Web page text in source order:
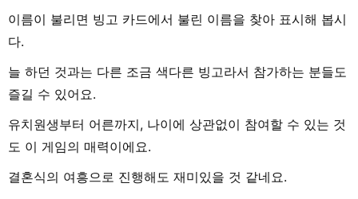
이름이 불리면 빙고 카드에서 불린 이름을 찾아 표시해 봅시
다.
늘 하던 것과는 다른 조금 색다른 빙고라서 참가하는 분들도
즐길 수 있어요.
유치원생부터 어른까지, 나이에 상관없이 참여할 수 있는 것
도 이 게임의 매력이에요.
결혼식의 여흥으로 진행해도 재미있을 것 같네요.